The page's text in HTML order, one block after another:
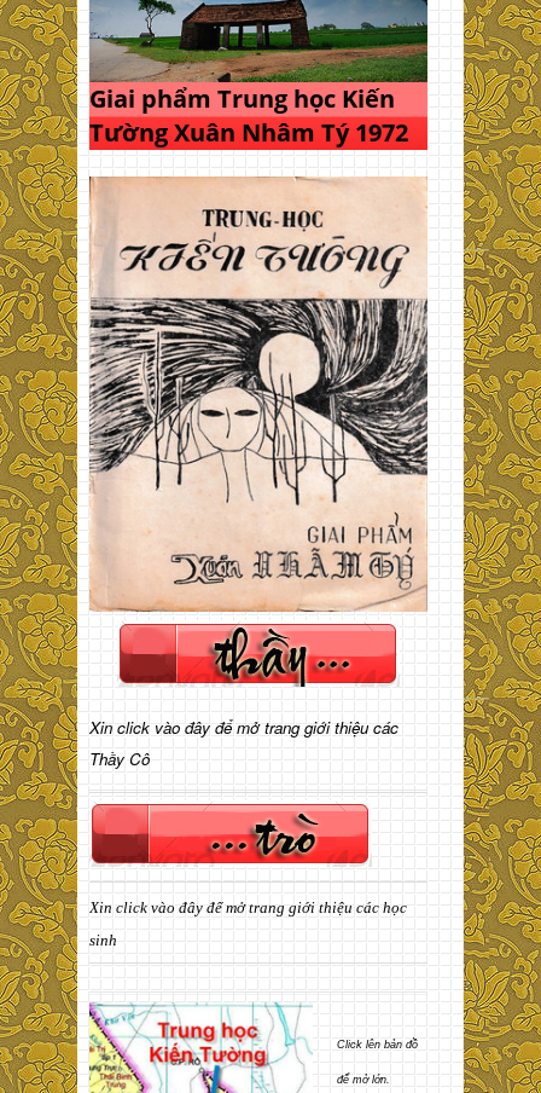
Giai phẩm Trung học Kiến
Tường Xuân Nhâm Tý 1972
Xin click vào đây để mở trang giới thiệu các
Thầy Cô
Xin click vào đây để mở trang giới thiệu các học
sinh
Click lên bản đồ
để mở lớn.